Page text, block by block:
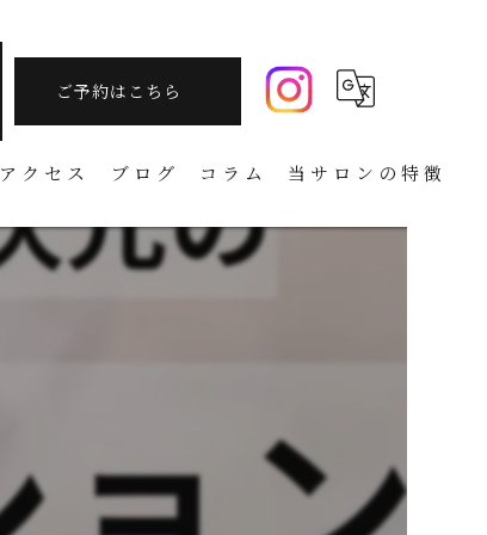
ご予約はこちら
アクセス ブログ コラム 当サロンの特徴
タラソテラピー